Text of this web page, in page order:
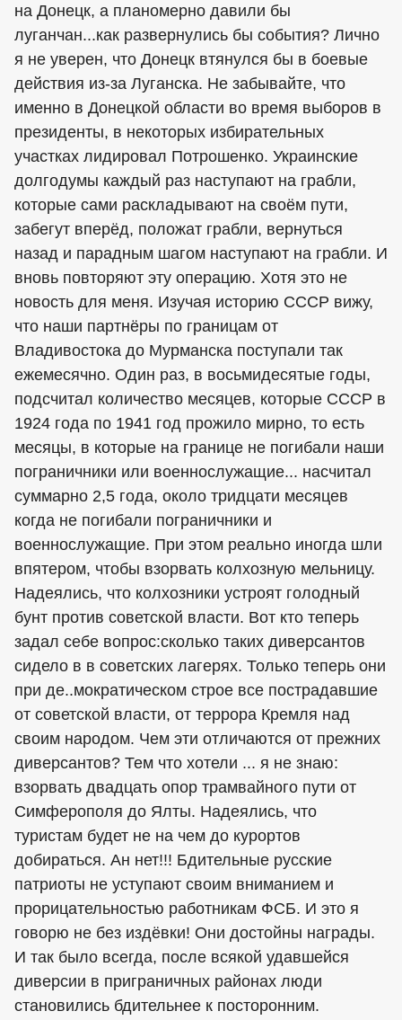
на Донецк, а планомерно давили бы
луганчан...как развернулись бы события? Лично
я не уверен, что Донецк втянулся бы в боевые
действия из-за Луганска. Не забывайте, что
именно в Донецкой области во время выборов в
президенты, в некоторых избирательных
участках лидировал Потрошенко. Украинские
долгодумы каждый раз наступают на грабли,
которые сами раскладывают на своём пути,
забегут вперёд, положат грабли, вернуться
назад и парадным шагом наступают на грабли. И
вновь повторяют эту операцию. Хотя это не
новость для меня. Изучая историю СССР вижу,
что наши партнёры по границам от
Владивостока до Мурманска поступали так
ежемесячно. Один раз, в восьмидесятые годы,
подсчитал количество месяцев, которые СССР в
1924 года по 1941 год прожило мирно, то есть
месяцы, в которые на границе не погибали наши
пограничники или военнослужащие... насчитал
суммарно 2,5 года, около тридцати месяцев
когда не погибали пограничники и
военнослужащие. При этом реально иногда шли
впятером, чтобы взорвать колхозную мельницу.
Надеялись, что колхозники устроят голодный
бунт против советской власти. Вот кто теперь
задал себе вопрос:сколько таких диверсантов
сидело в в советских лагерях. Только теперь они
при де..мократическом строе все пострадавшие
от советской власти, от террора Кремля над
своим народом. Чем эти отличаются от прежних
диверсантов? Тем что хотели ... я не знаю:
взорвать двадцать опор трамвайного пути от
Симферополя до Ялты. Надеялись, что
туристам будет не на чем до курортов
добираться. Ан нет!!! Бдительные русские
патриоты не уступают своим вниманием и
прорицательностью работникам ФСБ. И это я
говорю не без издёвки! Они достойны награды.
И так было всегда, после всякой удавшейся
диверсии в приграничных районах люди
становились бдительнее к посторонним.